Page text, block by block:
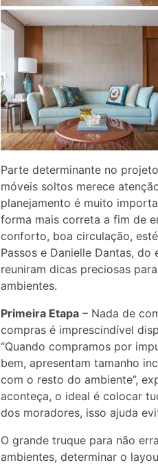
Parte determinante no
móveis soltos merece
planejamento é muito
forma mais correta a fim de
conforto, boa circulação,
Passos e Danielle Dantas,
reuniram dicas preciosas
ambientes.
Primeira Etapa – Nada de
compras é imprescindível
“Quando compramos por
bem, apresentam tamanho
com o resto do ambiente”,
aconteça, o ideal é colocar
dos moradores, isso ajuda
O grande truque para não
ambientes, determinar o